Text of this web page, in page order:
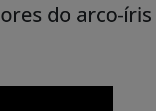
do arco-